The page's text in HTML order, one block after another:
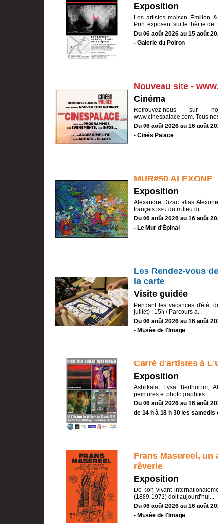
Exposition
Les artistes maison Émilion
Print exposent sur le thème de...
Du 06 août 2026 au 15 août
- Galerie du Poiron
Nouveau site -
Cinéma
Retrouvez-nous sur
www.cinespalace.com. Tous
Du 06 août 2026 au 16 août
- Cinés Palace
MUR#50 ALEXONE
Exposition
Alexandre Dizac alias
français issu du milieu du...
Du 06 août 2026 au 16 août
- Le Mur d'Épinal
Les Rendez-vous
la carte
Visite guidée
Pendant les vacances d'été,
juillet) : 15h / Parcours à...
Du 06 août 2026 au 16 août
- Musée de l'Image
Carré d'artistes à
Exposition
Ashlikala, Lysa Bertholom,
peintures et photographies.
Du 06 août 2026 au 16 août
de 14 h à 18 h 30 les
Frans Masereel, un
rêverie
Exposition
De son vivant
(1889-1972) doit aujourd’hui...
Du 06 août 2026 au 16 août
- Musée de l'Image